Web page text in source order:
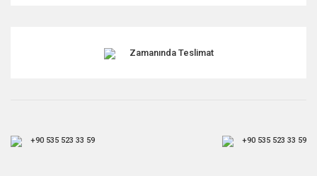
Zamanında Teslimat
+90 535 523 33 59 +90 535 523 33 59